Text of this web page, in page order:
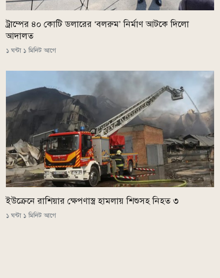
ট্রাম্পের ৪০ কোটি ডলারের ‘বলরুম’ নির্মাণ আটকে দিলো
আদালত
১ ঘন্টা ১ মিনিট আগে
ইউক্রেনে রাশিয়ার ক্ষেপণাস্ত্র হামলায় শিশুসহ নিহত ৩
১ ঘন্টা ১ মিনিট আগে